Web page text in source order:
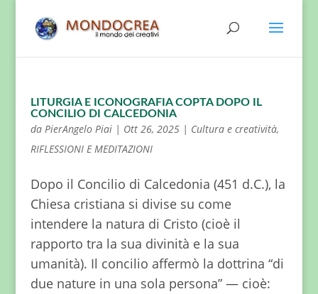
LITURGIA E ICONOGRAFIA COPTA DOPO IL
CONCILIO DI CALCEDONIA
da PierAngelo Piai| Ott 26, 2025| Cultura e creatività,
RIFLESSIONI E MEDITAZIONI
Dopo il Concilio di Calcedonia (451 d.C.), la
Chiesa cristiana si divise su come
intendere la natura di Cristo (cioè il
rapporto tra la sua divinità e la sua
umanità). Il concilio affermò la dottrina “di
due nature in una sola persona” — cioè: